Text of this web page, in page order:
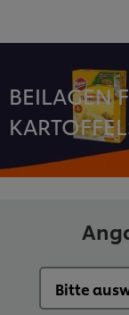
BEILAGEN